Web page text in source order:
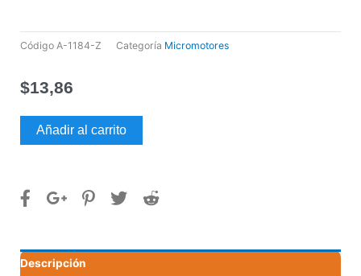
Código A-1184-Z Categoría Micromotores
$13,86
MICROMOTOR
PARA
20009075A
11W
CW
Añadir al carrito
Descripción